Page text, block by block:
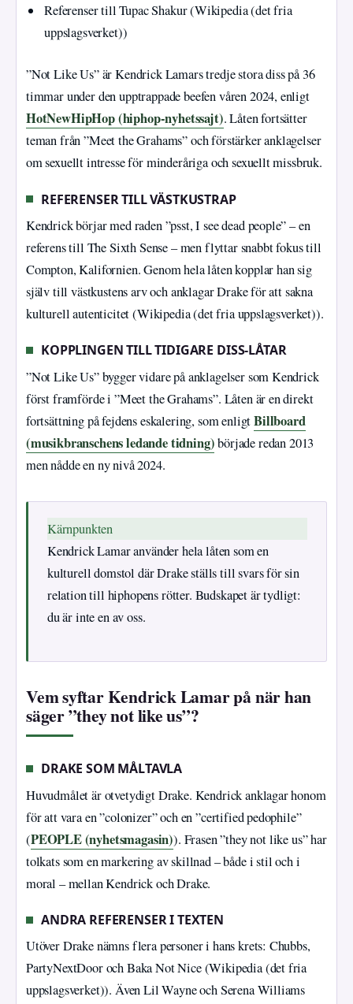
Referenser till Tupac Shakur (Wikipedia (det fria
uppslagsverket))
”Not Like Us” är Kendrick Lamars tredje stora diss på 36
timmar under den upptrappade beefen våren 2024, enligt
HotNewHipHop (hiphop-nyhetssajt). Låten fortsätter
teman från ”Meet the Grahams” och förstärker anklagelser
om sexuellt intresse för minderåriga och sexuellt missbruk.
REFERENSER TILL VÄSTKUSTRAP
Kendrick börjar med raden ”psst, I see dead people” – en
referens till The Sixth Sense – men flyttar snabbt fokus till
Compton, Kalifornien. Genom hela låten kopplar han sig
själv till västkustens arv och anklagar Drake för att sakna
kulturell autenticitet (Wikipedia (det fria uppslagsverket)).
KOPPLINGEN TILL TIDIGARE DISS-LÅTAR
”Not Like Us” bygger vidare på anklagelser som Kendrick
först framförde i ”Meet the Grahams”. Låten är en direkt
fortsättning på fejdens eskalering, som enligtBillboard
(musikbranschens ledande tidning)började redan 2013
men nådde en ny nivå 2024.
Kärnpunkten
Kendrick Lamar använder hela låten som en
kulturell domstol där Drake ställs till svars för sin
relation till hiphopens rötter. Budskapet är tydligt:
du är inte en av oss.
Vem syftar Kendrick Lamar på när han
säger ”they not like us”?
DRAKE SOM MÅLTAVLA
Huvudmålet är otvetydigt Drake. Kendrick anklagar honom
för att vara en ”colonizer” och en ”certified pedophile”
(PEOPLE (nyhetsmagasin)). Frasen ”they not like us” har
tolkats som en markering av skillnad – både i stil och i
moral – mellan Kendrick och Drake.
ANDRA REFERENSER I TEXTEN
Utöver Drake nämns flera personer i hans krets: Chubbs,
PartyNextDoor och Baka Not Nice (Wikipedia (det fria
uppslagsverket)). Även Lil Wayne och Serena Williams